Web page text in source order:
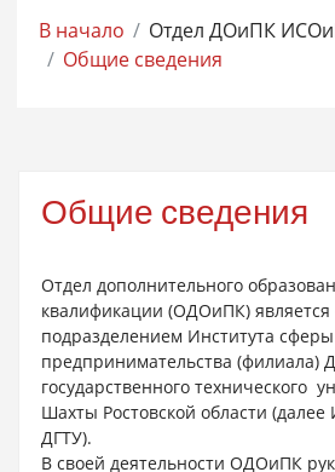
В начало
Отдел ДОиПК
Общие сведения
Общие сведения
Отдел дополнительного
квалификации (ОДОиПК) является
подразделением Института
предпринимательства (филиала)
государственного технического
Шахты Ростовской области
ДГТУ).
В своей деятельности ОДОиПК